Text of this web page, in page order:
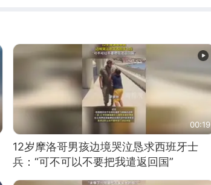
00:19
12岁摩洛哥男孩边境哭泣恳求西班牙士
兵：“可不可以不要把我遣返回国”